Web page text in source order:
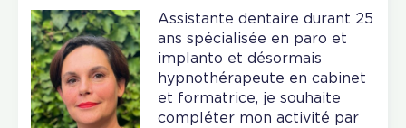
Assistante dentaire durant 25
ans spécialisée en paro et
implanto et désormais
hypnothérapeute en cabinet
et formatrice, je souhaite
compléter mon activité par